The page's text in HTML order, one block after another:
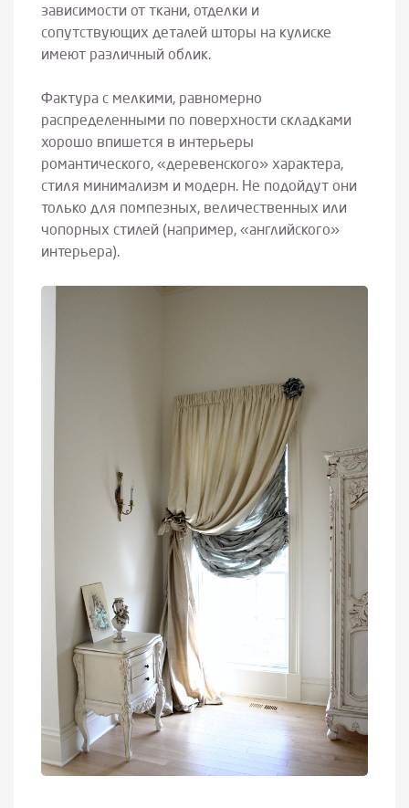
зависимости от ткани, отделки и
сопутствующих деталей шторы на кулиске
имеют различный облик.
Фактура с мелкими, равномерно
распределенными по поверхности складками
хорошо впишется в интерьеры
романтического, «деревенского» характера,
стиля минимализм и модерн. Не подойдут они
только для помпезных, величественных или
чопорных стилей (например, «английского»
интерьера).